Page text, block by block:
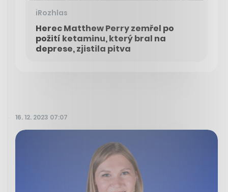
iRozhlas
Herec Matthew Perry zemřel po
požití ketaminu, který bral na
deprese, zjistila pitva
16. 12. 2023 07:07